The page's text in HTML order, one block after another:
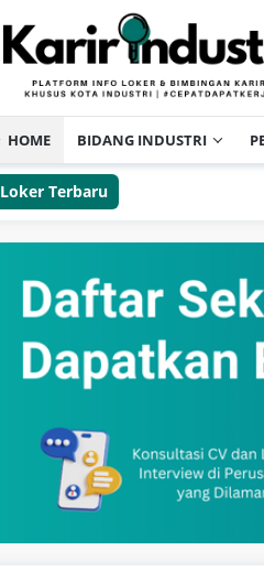
HOME BIDANG INDUSTRI
Loker Terbaru